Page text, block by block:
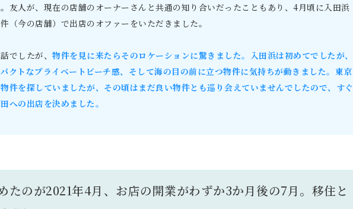
友人が、現在の店舗のオーナーさんと共通の知り合いだったこともあり、4月頃に入田浜
（今の店舗）で出店のオファーをいただきました。
でしたが、物件を見に来たらそのロケーションに驚きました。入田浜は初めてでしたが、
クトなプライベートビーチ感、そして海の目の前に立つ物件に気持ちが動きました。東京
件を探していましたが、その頃はまだ良い物件とも巡り会えていませんでしたので、すぐ
への出店を決めました。
たのが2021年4月、お店の開業がわずか3か月後の7月。移住と